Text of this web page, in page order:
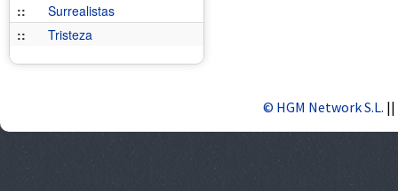
::
Surrealistas
::
Tristeza
© HGM Network S.L. ||